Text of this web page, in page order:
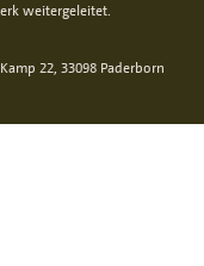
weitergeleitet.
22, 33098 Paderborn